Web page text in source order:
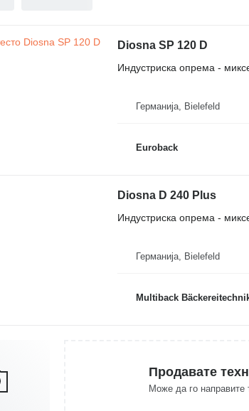
Diosna SP 120 D
Индустриска опрема -
Германија, Bielefeld
Euroback
Diosna D 240 Plus
Индустриска опрема -
Германија, Bielefeld
Multiback
Продавате
Може да го направите